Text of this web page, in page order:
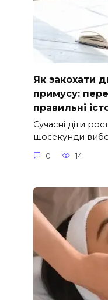
Як закохати
примусу:
правильні
Сучасні діти
щосекунди
0 14